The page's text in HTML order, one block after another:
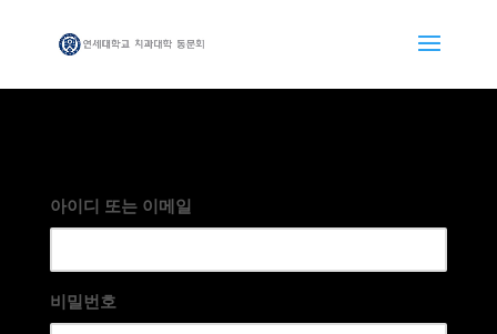
아이디 또는 이메일
비밀번호